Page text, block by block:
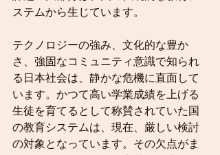
ステムから生じています。
テクノロジーの強み、文化的な豊か
さ、強固なコミュニティ意識で知られ
る日本社会は、静かな危機に直面して
います。かつて高い学業成績を上げる
生徒を育てるとして称賛されていた国
の教育システムは、現在、厳しい検討
の対象となっています。その欠点がま